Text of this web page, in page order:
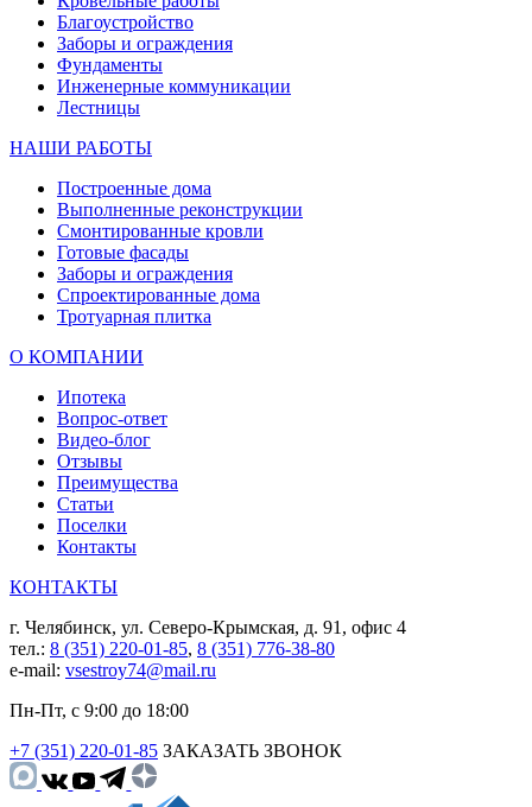
Благоустройство
Заборы и ограждения
Фундаменты
Инженерные коммуникации
Лестницы
НАШИ РАБОТЫ
Построенные дома
Выполненные реконструкции
Смонтированные кровли
Готовые фасады
Заборы и ограждения
Спроектированные дома
Тротуарная плитка
О КОМПАНИИ
Ипотека
Вопрос-ответ
Видео-блог
Отзывы
Преимущества
Статьи
Поселки
Контакты
КОНТАКТЫ
г. Челябинск, ул. Северо-Крымская, д. 91, офис 4
тел.: 8 (351) 220-01-85, 8 (351) 776-38-80
e-mail: vsestroy74@mail.ru
Пн-Пт, с 9:00 до 18:00
+7 (351) 220-01-85 ЗАКАЗАТЬ ЗВОНОК